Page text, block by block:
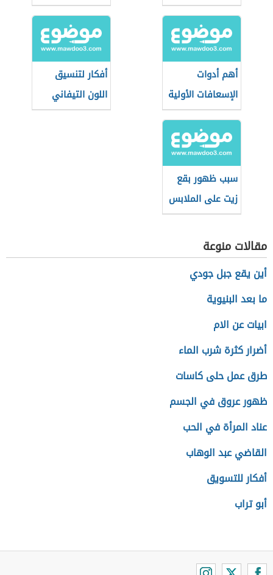
أهم أدوات
الإسعافات الأولية
في المنزل
أفكار لتنسيق
اللون التيفاني
في الأثاث
سبب ظهور بقع
زيت على الملابس
بعد الغسيل
مقالات منوعة
أين يقع جبل جودي
ما بعد البنيوية
ابيات عن الام
أضرار كثرة شرب الماء
طرق عمل حلى كاسات
ظهور عروق في الجسم
عناد المرأة في الحب
القاضي عبد الوهاب
أفكار للتسويق
أبو تراب